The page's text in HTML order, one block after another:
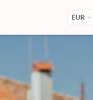
EUR